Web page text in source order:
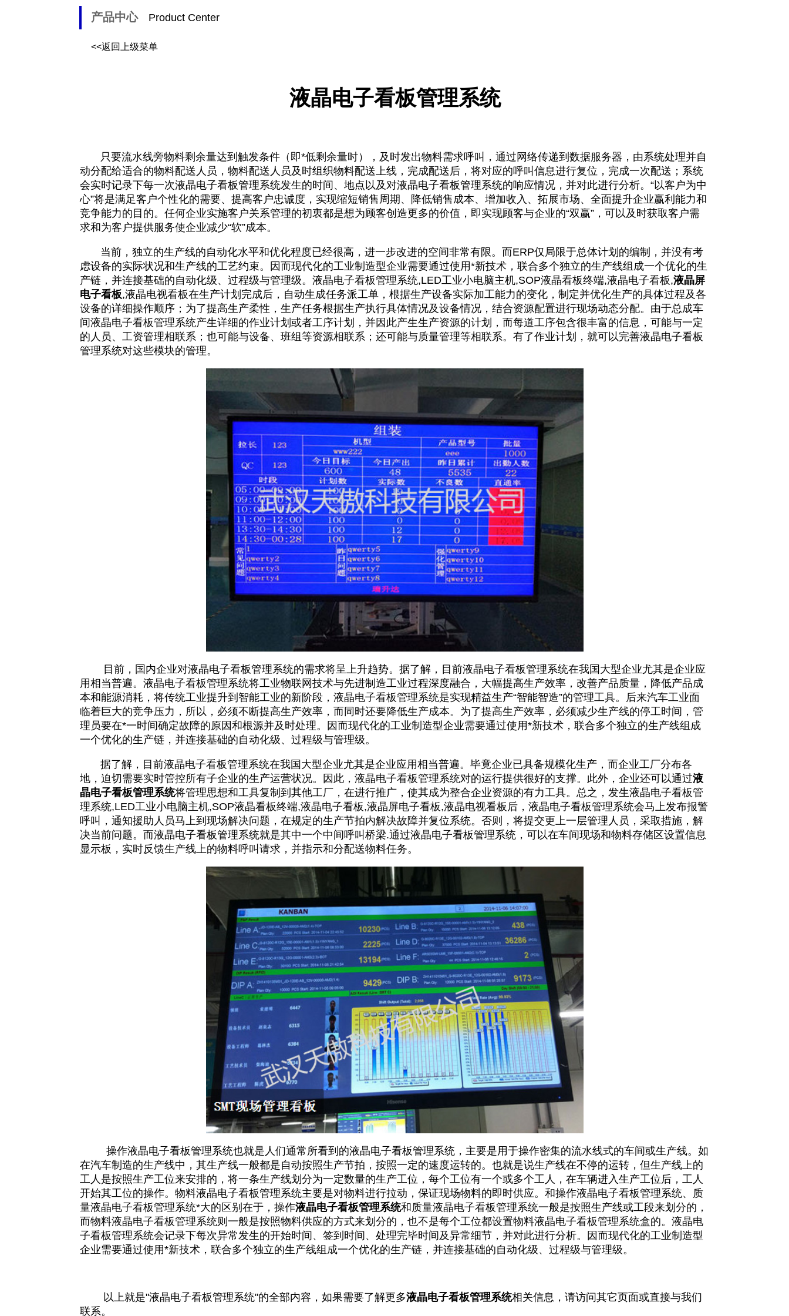
产品中心 Product Center
<<返回上级菜单
液晶电子看板管理系统
只要流水线旁物料剩余量达到触发条件（即*低剩余量时），及时发出物料需求呼叫，通过网络传递到数据服务器，由系统处理并自
动分配给适合的物料配送人员，物料配送人员及时组织物料配送上线，完成配送后，将对应的呼叫信息进行复位，完成一次配送；系统
会实时记录下每一次液晶电子看板管理系统发生的时间、地点以及对液晶电子看板管理系统的响应情况，并对此进行分析。“以客户为中
心”将是满足客户个性化的需要、提高客户忠诚度，实现缩短销售周期、降低销售成本、增加收入、拓展市场、全面提升企业赢利能力和
竞争能力的目的。任何企业实施客户关系管理的初衷都是想为顾客创造更多的价值，即实现顾客与企业的“双赢”，可以及时获取客户需
求和为客户提供服务使企业减少“软”成本。
当前，独立的生产线的自动化水平和优化程度已经很高，进一步改进的空间非常有限。而ERP仅局限于总体计划的编制，并没有考
虑设备的实际状况和生产线的工艺约束。因而现代化的工业制造型企业需要通过使用*新技术，联合多个独立的生产线组成一个优化的生
产链，并连接基础的自动化级、过程级与管理级。液晶电子看板管理系统,LED工业小电脑主机,SOP液晶看板终端,液晶电子看板,液晶屏
电子看板,液晶电视看板在生产计划完成后，自动生成任务派工单，根据生产设备实际加工能力的变化，制定并优化生产的具体过程及各
设备的详细操作顺序；为了提高生产柔性，生产任务根据生产执行具体情况及设备情况，结合资源配置进行现场动态分配。由于总成车
间液晶电子看板管理系统产生详细的作业计划或者工序计划，并因此产生生产资源的计划，而每道工序包含很丰富的信息，可能与一定
的人员、工资管理相联系；也可能与设备、班组等资源相联系；还可能与质量管理等相联系。有了作业计划，就可以完善液晶电子看板
管理系统对这些模块的管理。
目前，国内企业对液晶电子看板管理系统的需求将呈上升趋势。据了解，目前液晶电子看板管理系统在我国大型企业尤其是企业应
用相当普遍。液晶电子看板管理系统将工业物联网技术与先进制造工业过程深度融合，大幅提高生产效率，改善产品质量，降低产品成
本和能源消耗，将传统工业提升到智能工业的新阶段，液晶电子看板管理系统是实现精益生产“智能智造”的管理工具。后来汽车工业面
临着巨大的竞争压力，所以，必须不断提高生产效率，而同时还要降低生产成本。为了提高生产效率，必须减少生产线的停工时间，管
理员要在*一时间确定故障的原因和根源并及时处理。因而现代化的工业制造型企业需要通过使用*新技术，联合多个独立的生产线组成
一个优化的生产链，并连接基础的自动化级、过程级与管理级。
据了解，目前液晶电子看板管理系统在我国大型企业尤其是企业应用相当普遍。毕竟企业已具备规模化生产，而企业工厂分布各
地，迫切需要实时管控所有子企业的生产运营状况。因此，液晶电子看板管理系统对的运行提供很好的支撑。此外，企业还可以通过液
晶电子看板管理系统将管理思想和工具复制到其他工厂，在进行推广，使其成为整合企业资源的有力工具。总之，发生液晶电子看板管
理系统,LED工业小电脑主机,SOP液晶看板终端,液晶电子看板,液晶屏电子看板,液晶电视看板后，液晶电子看板管理系统会马上发布报警
呼叫，通知援助人员马上到现场解决问题，在规定的生产节拍内解决故障并复位系统。否则，将提交更上一层管理人员，采取措施，解
决当前问题。而液晶电子看板管理系统就是其中一个中间呼叫桥梁.通过液晶电子看板管理系统，可以在车间现场和物料存储区设置信息
显示板，实时反馈生产线上的物料呼叫请求，并指示和分配送物料任务。
操作液晶电子看板管理系统也就是人们通常所看到的液晶电子看板管理系统，主要是用于操作密集的流水线式的车间或生产线。如
在汽车制造的生产线中，其生产线一般都是自动按照生产节拍，按照一定的速度运转的。也就是说生产线在不停的运转，但生产线上的
工人是按照生产工位来安排的，将一条生产线划分为一定数量的生产工位，每个工位有一个或多个工人，在车辆进入生产工位后，工人
开始其工位的操作。物料液晶电子看板管理系统主要是对物料进行拉动，保证现场物料的即时供应。和操作液晶电子看板管理系统、质
量液晶电子看板管理系统*大的区别在于，操作液晶电子看板管理系统和质量液晶电子看板管理系统一般是按照生产线或工段来划分的，
而物料液晶电子看板管理系统则一般是按照物料供应的方式来划分的，也不是每个工位都设置物料液晶电子看板管理系统盒的。液晶电
子看板管理系统会记录下每次异常发生的开始时间、签到时间、处理完毕时间及异常细节，并对此进行分析。因而现代化的工业制造型
企业需要通过使用*新技术，联合多个独立的生产线组成一个优化的生产链，并连接基础的自动化级、过程级与管理级。
以上就是"液晶电子看板管理系统"的全部内容，如果需要了解更多液晶电子看板管理系统相关信息，请访问其它页面或直接与我们
联系。